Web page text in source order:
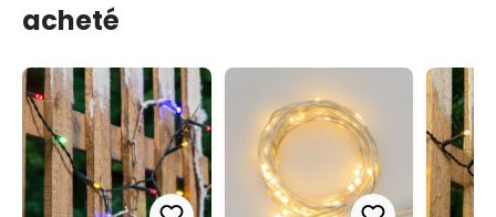
acheté